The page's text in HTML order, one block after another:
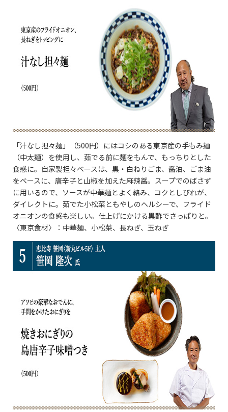
「汁なし担々麺」（500円）にはコシのある東京産の手もみ麺
（中太麺）を使用し、茹でる前に麺をもんで、もっちりとした
食感に。自家製担々ベースは、黒・白ねりごま、醤油、ごま油
をベースに、唐辛子と山椒を加えた麻辣醤。スープでのばさず
に用いるので、ソースが中華麺とよく絡み、コクとしびれが、
ダイレクトに。茹でた小松菜ともやしのヘルシーで、フライド
オニオンの食感も楽しい。仕上げにかける黒酢でさっぱりと。
〈東京食材〉：中華麺、小松菜、長ねぎ、玉ねぎ